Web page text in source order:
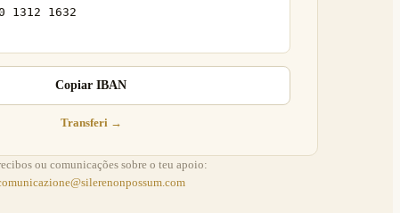
1312 1632
Copiar IBAN
Transferi →
ou comunicações sobre o teu apoio: